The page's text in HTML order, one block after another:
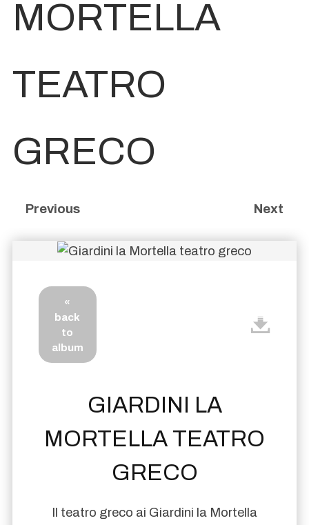
MORTELLA
TEATRO
GRECO
Previous Next
«
back
to
album
GIARDINI LA
MORTELLA TEATRO
GRECO
Il teatro greco ai Giardini la Mortella